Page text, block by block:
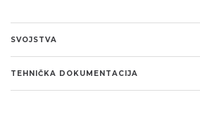
SVOJSTVA
TEHNIČKA DOKUMENTACIJA